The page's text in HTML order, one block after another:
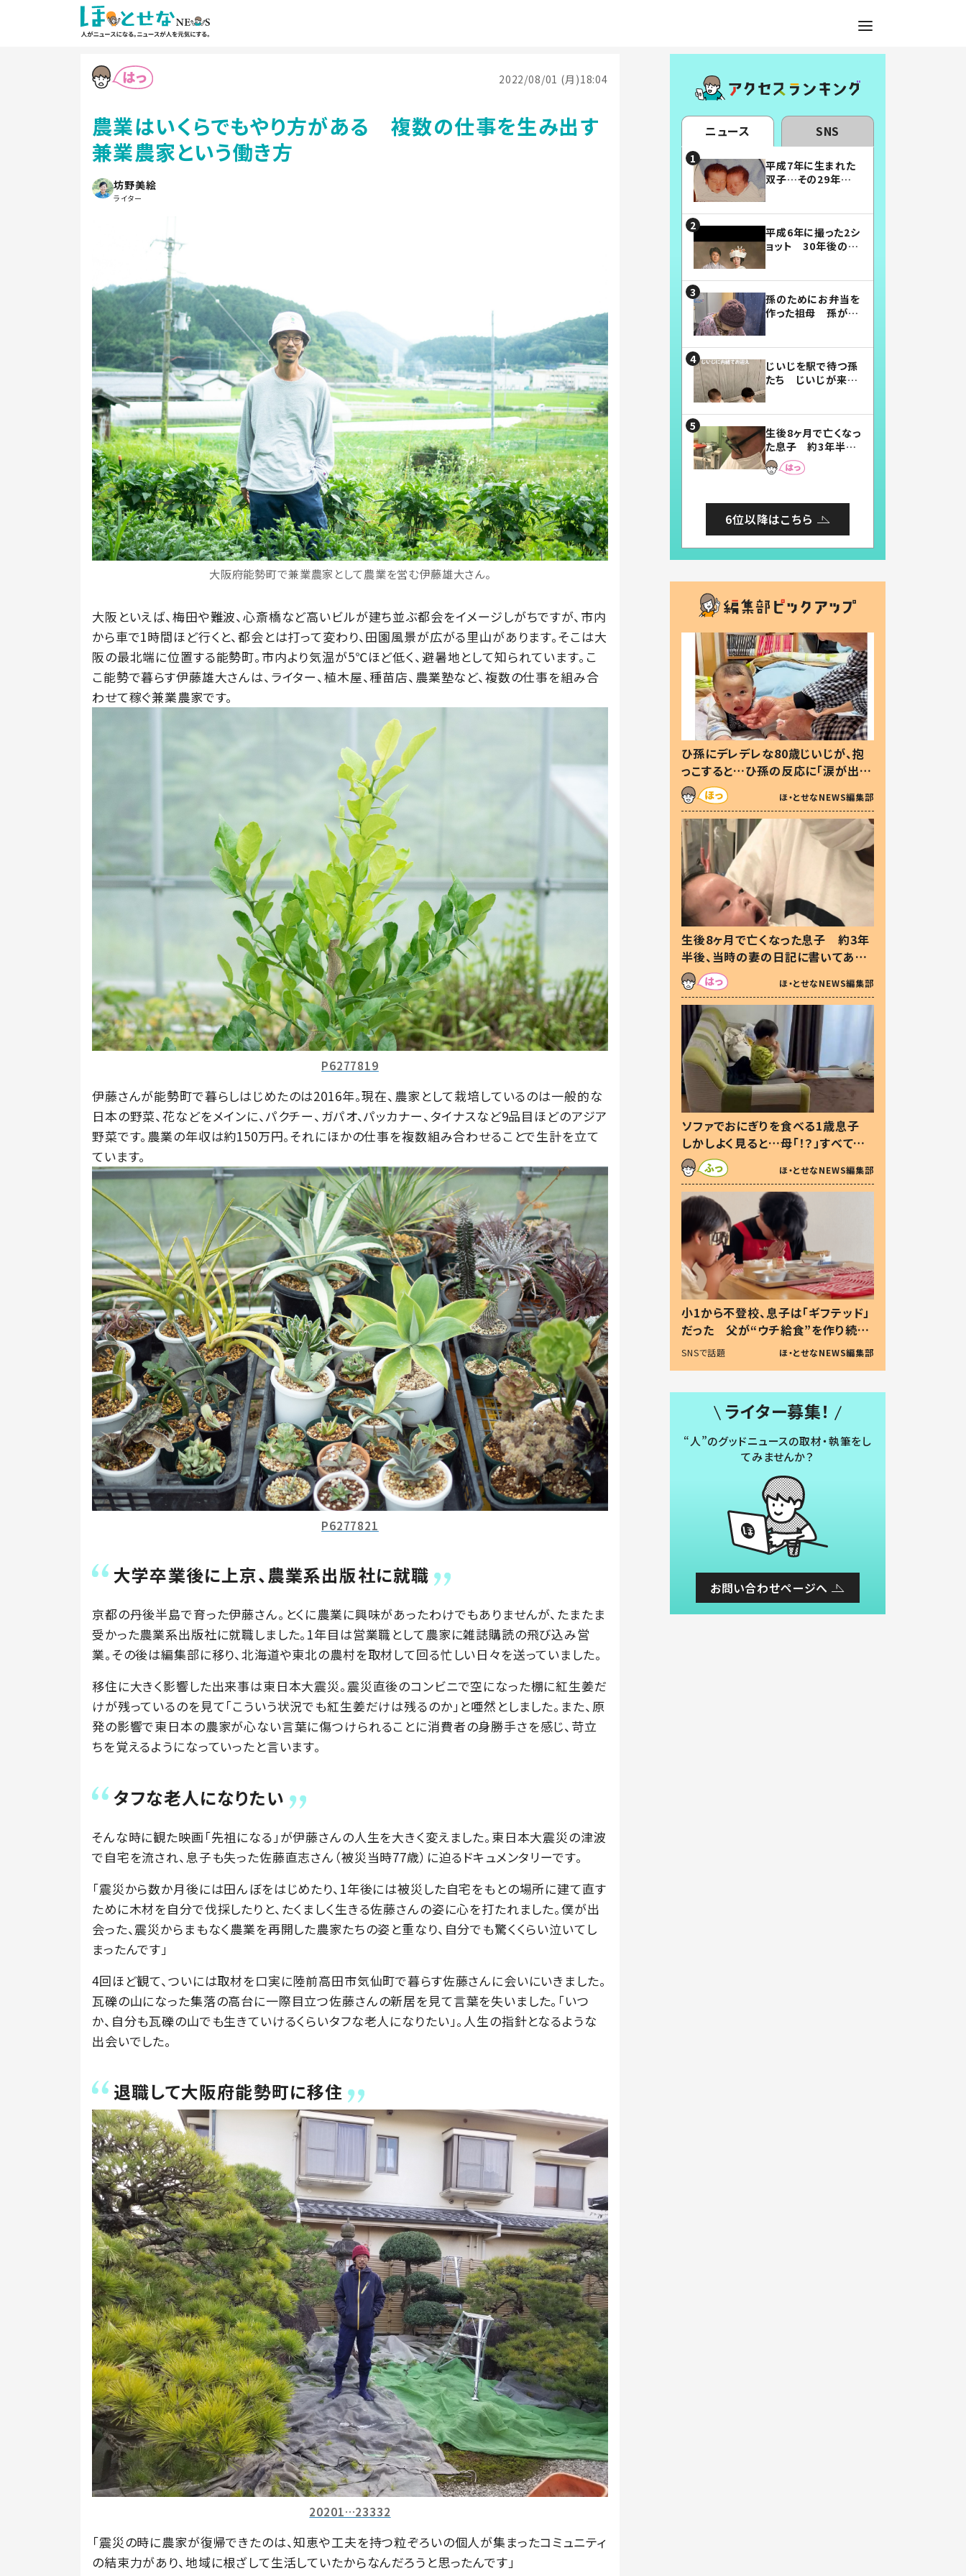
2022/08/01 (月)18:04
農業はいくらでもやり方がある 複数の仕事を生み出す
兼業農家という働き方
坊野美絵
ライター
大阪府能勢町で兼業農家として農業を営む伊藤雄大さん。
大阪といえば、梅田や難波、心斎橋など高いビルが建ち並ぶ都会をイメージしがちですが、市内
から車で1時間ほど行くと、都会とは打って変わり、田園風景が広がる里山があります。そこは大
阪の最北端に位置する能勢町。市内より気温が5℃ほど低く、避暑地として知られています。こ
こ能勢で暮らす伊藤雄大さんは、ライター、植木屋、種苗店、農業塾など、複数の仕事を組み合
わせて稼ぐ兼業農家です。
P6277819
伊藤さんが能勢町で暮らしはじめたのは2016年。現在、農家として栽培しているのは一般的な
日本の野菜、花などをメインに、パクチー、ガパオ、パッカナー、タイナスなど9品目ほどのアジア
野菜です。農業の年収は約150万円。それにほかの仕事を複数組み合わせることで生計を立て
ています。
P6277821
大学卒業後に上京、農業系出版社に就職
京都の丹後半島で育った伊藤さん。とくに農業に興味があったわけでもありませんが、たまたま
受かった農業系出版社に就職しました。1年目は営業職として農家に雑誌購読の飛び込み営
業。その後は編集部に移り、北海道や東北の農村を取材して回る忙しい日々を送っていました。
移住に大きく影響した出来事は東日本大震災。震災直後のコンビニで空になった棚に紅生姜だ
けが残っているのを見て「こういう状況でも紅生姜だけは残るのか」と唖然としました。また、原
発の影響で東日本の農家が心ない言葉に傷つけられることに消費者の身勝手さを感じ、苛立
ちを覚えるようになっていったと言います。
タフな老人になりたい
そんな時に観た映画「先祖になる」が伊藤さんの人生を大きく変えました。東日本大震災の津波
で自宅を流され、息子も失った佐藤直志さん（被災当時77歳）に迫るドキュメンタリーです。
「震災から数か月後には田んぼをはじめたり、1年後には被災した自宅をもとの場所に建て直す
ために木材を自分で伐採したりと、たくましく生きる佐藤さんの姿に心を打たれました。僕が出
会った、震災からまもなく農業を再開した農家たちの姿と重なり、自分でも驚くくらい泣いてし
まったんです」
4回ほど観て、ついには取材を口実に陸前高田市気仙町で暮らす佐藤さんに会いにいきました。
瓦礫の山になった集落の高台に一際目立つ佐藤さんの新居を見て言葉を失いました。「いつ
か、自分も瓦礫の山でも生きていけるくらいタフな老人になりたい」。人生の指針となるような
出会いでした。
退職して大阪府能勢町に移住
20201…23332
「震災の時に農家が復帰できたのは、知恵や工夫を持つ粒ぞろいの個人が集まったコミュニティ
の結束力があり、地域に根ざして生活していたからなんだろうと思ったんです」
ニュース SNS
平成7年に生まれた
双子…その29年後
平成6年に撮った2シ
ョット 30年後の姿
孫のためにお弁当を
作った祖母 孫が絶
じいじを駅で待つ孫
たち じいじが来た
まらない」「幸せにな
れる」
生後8ヶ月で亡くなっ
た息子 約3年半
後、当時の妻の日記
に書いてあった本音
6位以降はこちら
ひ孫にデレデレな80歳じいじが、抱
っこすると…ひ孫の反応に「涙が出ま
した」「可愛くて仕方ない」
ほ・とせなNEWS編集部
生後8ヶ月で亡くなった息子 約3年
半後、当時の妻の日記に書いてあっ
た本音とは
ほ・とせなNEWS編集部
ソファでおにぎりを食べる1歳息子
しかしよく見ると…母「！？」すべてを
察した母の投稿に「可愛いから許
す！」「現行犯〜」
ほ・とせなNEWS編集部
小1から不登校、息子は「ギフテッド」
だった 父が“ウチ給食”を作り続け
る理由とは #令和の親 #令和の子
SNSで話題 ほ・とせなNEWS編集部
ライター募集！
“人”のグッドニュースの取材・執筆をし
てみませんか？
お問い合わせページへ